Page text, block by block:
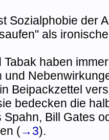
Sozialphobie der
als
Tabak haben
und
Beipackzettel
bedecken die
Spahn, Bill Gates
(→3).